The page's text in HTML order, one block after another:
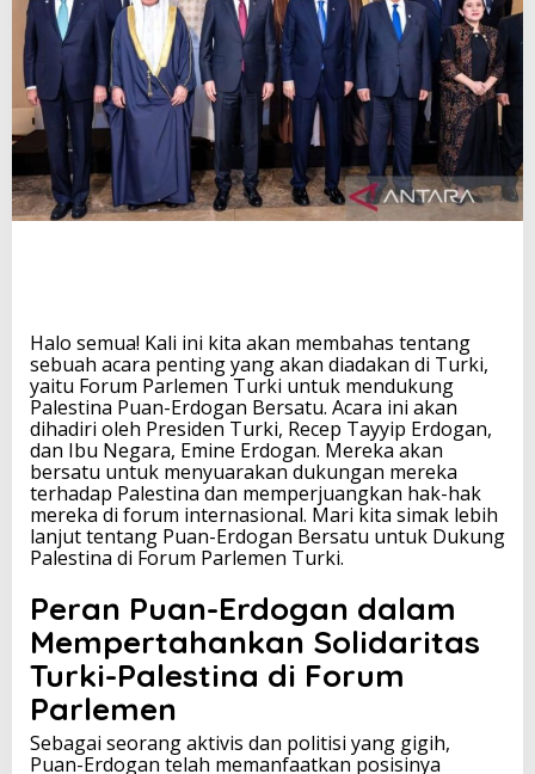
r
s
a
t
u
u
k
g
P
a
l
e
t
i
n
a
d
o
r
u
m
P
a
r
l
Halo semua! Kali ini kita akan membahas tentang
sebuah acara penting yang akan diadakan di Turki,
yaitu Forum Parlemen Turki untuk mendukung
Palestina Puan-Erdogan Bersatu. Acara ini akan
dihadiri oleh Presiden Turki, Recep Tayyip Erdogan,
dan Ibu Negara, Emine Erdogan. Mereka akan
bersatu untuk menyuarakan dukungan mereka
terhadap Palestina dan memperjuangkan hak-hak
mereka di forum internasional. Mari kita simak lebih
lanjut tentang Puan-Erdogan Bersatu untuk Dukung
Palestina di Forum Parlemen Turki.
Peran Puan-Erdogan dalam
Mempertahankan Solidaritas
Turki-Palestina di Forum
Parlemen
Sebagai seorang aktivis dan politisi yang gigih,
Puan-Erdogan telah memanfaatkan posisinya